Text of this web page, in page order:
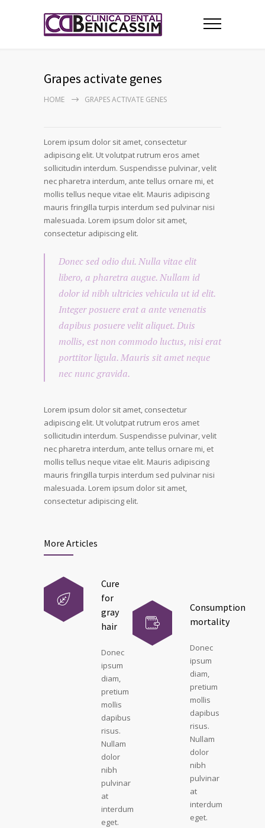
Grapes activate genes
HOME GRAPES ACTIVATE GENES
Lorem ipsum dolor sit amet, consectetur
adipiscing elit. Ut volutpat rutrum eros amet
sollicitudin interdum. Suspendisse pulvinar, velit
nec pharetra interdum, ante tellus ornare mi, et
mollis tellus neque vitae elit. Mauris adipiscing
mauris fringilla turpis interdum sed pulvinar nisi
malesuada. Lorem ipsum dolor sit amet,
consectetur adipiscing elit.
Donec sed odio dui. Nulla vitae elit
libero, a pharetra augue. Nullam id
dolor id nibh ultricies vehicula ut id elit.
Integer posuere erat a ante venenatis
dapibus posuere velit aliquet. Duis
mollis, est non commodo luctus, nisi erat
porttitor ligula. Mauris sit amet neque
nec nunc gravida.
Lorem ipsum dolor sit amet, consectetur
adipiscing elit. Ut volutpat rutrum eros amet
sollicitudin interdum. Suspendisse pulvinar, velit
nec pharetra interdum, ante tellus ornare mi, et
mollis tellus neque vitae elit. Mauris adipiscing
mauris fringilla turpis interdum sed pulvinar nisi
malesuada. Lorem ipsum dolor sit amet,
consectetur adipiscing elit.
More Articles
Cure
for
gray
hair
Donec
ipsum
diam,
pretium
mollis
dapibus
risus.
Nullam
dolor
nibh
pulvinar
at
interdum
eget.
Consumption
mortality
Donec
ipsum
diam,
pretium
mollis
dapibus
risus.
Nullam
dolor
nibh
pulvinar
at
interdum
eget.